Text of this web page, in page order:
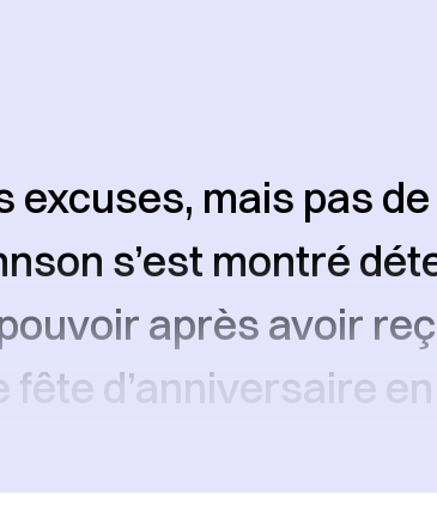
excuses, mais pas
s’est montré
après avoir
fête d’anniversaire